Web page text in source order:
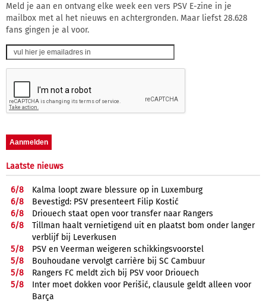
Meld je aan en ontvang elke week een vers PSV E-zine in je
mailbox met al het nieuws en achtergronden. Maar liefst 28.628
fans gingen je al voor.
Laatste nieuws
6/8
Kalma loopt zware blessure op in Luxemburg
6/8
Bevestigd: PSV presenteert Filip Kostić
6/8
Driouech staat open voor transfer naar Rangers
6/8
Tillman haalt vernietigend uit en plaatst bom onder langer
verblijf bij Leverkusen
5/8
PSV en Veerman weigeren schikkingsvoorstel
5/8
Bouhoudane vervolgt carrière bij SC Cambuur
5/8
Rangers FC meldt zich bij PSV voor Driouech
5/8
Inter moet dokken voor Perišić, clausule geldt alleen voor
Barça